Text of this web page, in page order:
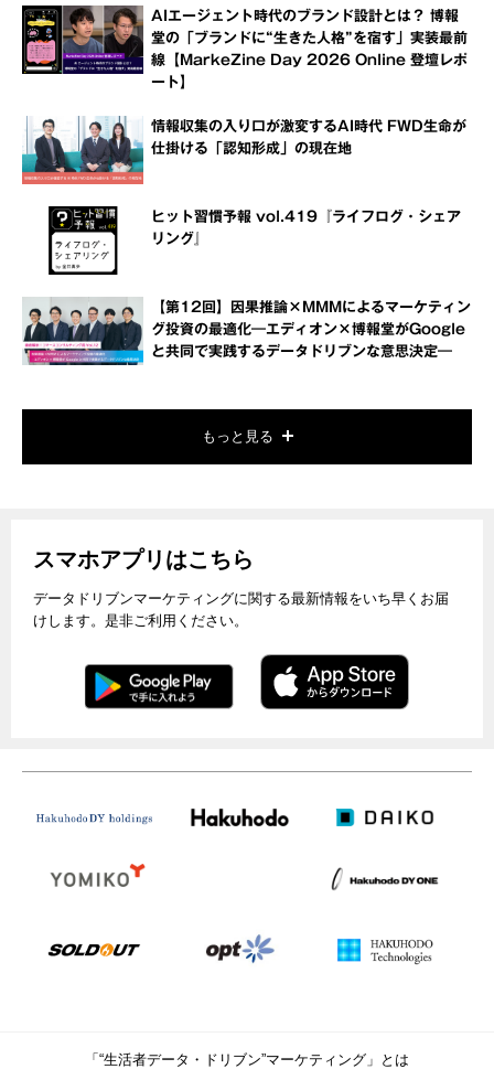
AIエージェント時代のブランド設計とは？ 博報
堂の「ブランドに“生きた人格”を宿す」実装最前
線【MarkeZine Day 2026 Online 登壇レポ
ート】
情報収集の入り口が激変するAI時代 FWD生命が
仕掛ける「認知形成」の現在地
ヒット習慣予報 vol.419『ライフログ・シェア
リング』
【第12回】因果推論×MMMによるマーケティン
グ投資の最適化―エディオン×博報堂がGoogle
と共同で実践するデータドリブンな意思決定―
もっと見る
スマホアプリはこちら
データドリブンマーケティングに関する最新情報をいち早くお届
けします。是非ご利用ください。
「“生活者データ・ドリブン”マーケティング」とは